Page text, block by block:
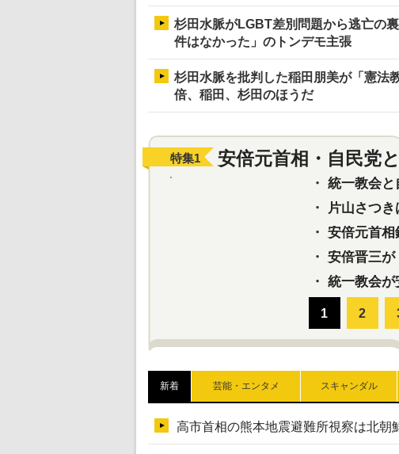
杉田水脈がLGBT差別問題から逃亡の
件はなかった」のトンデモ主張
杉田水脈を批判した稲田朋美が「憲法
倍、稲田、杉田のほうだ
特集1 安倍元首相・自民党
・ 統一教会と自民党
・
片山さつきは警察
・ 安倍元首相銃撃を
・ 安倍晋三が「統一
・ 統一教会が
新着 芸能・エンタメ スキャンダル